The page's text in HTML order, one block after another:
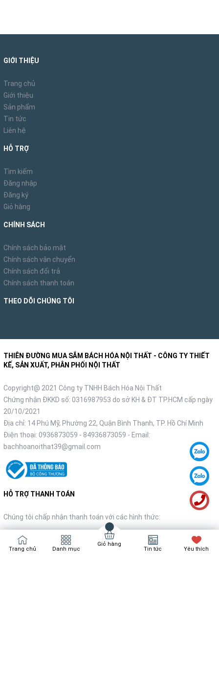
GIỚI THIỆU
Trang chủ
Giới thiệu
Sản phẩm
Tin tức
Liên hệ
HỖ TRỢ
Tìm kiếm
Đăng nhập
Đăng ký
Giỏ hàng
CHÍNH SÁCH
Chính sách bảo mật
Chính sách vận chuyển
Chính sách đổi trả
Chính sách thanh toán
THEO DÕI CHÚNG TÔI
THIÊN ĐƯỜNG MUA SẮM BÁCH HÓA NỘI THẤT - CÔNG TY THIẾT
KẾ, SẢN XUẤT, PHÂN PHỐI NỘI THẤT
Copyright@ 2021 Công ty TNHH Bách Hóa Nội Thất
Chứng nhận ĐKKD số: 0316987953 do sở KH & ĐT TP.HCM cấp ngày
20/10/2021
Địa chỉ: 14 Phú Mỹ, Phường 22, Quận Bình Thạnh, TP. Hồ Chí Minh
Điện thoại: 0936873059 - 84936873059 - Email:
bachhoanoithat39@gmail.com
HỖ TRỢ THANH TOÁN
Chúng tôi chấp nhận thanh toán với các hình thức:
Trang chủ Danh mục
Giỏ hàng
Tin tức Yêu thích